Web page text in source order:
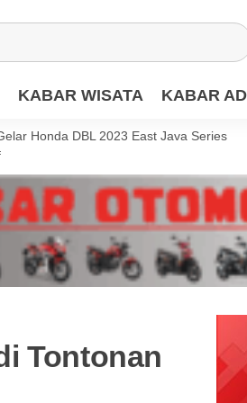
KABAR WISATA KABAR
Honda DBL 2023 East Java Series
Tontonan